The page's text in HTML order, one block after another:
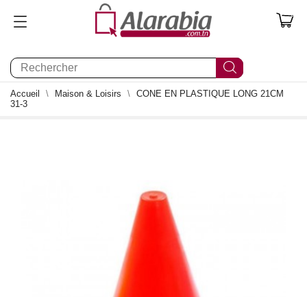
0
Accueil Maison & Loisirs
CONE EN PLASTIQUE LONG 21CM
31-3